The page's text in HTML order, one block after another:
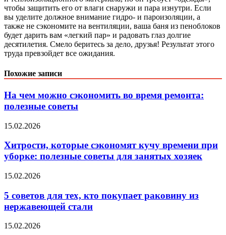
чтобы защитить его от влаги снаружи и пара изнутри. Если
вы уделите должное внимание гидро- и пароизоляции, а
также не сэкономите на вентиляции, ваша баня из пеноблоков
будет дарить вам «легкий пар» и радовать глаз долгие
десятилетия. Смело беритесь за дело, друзья! Результат этого
труда превзойдет все ожидания.
Похожие записи
На чем можно сэкономить во время ремонта:
полезные советы
15.02.2026
Хитрости, которые сэкономят кучу времени при
уборке: полезные советы для занятых хозяек
15.02.2026
5 советов для тех, кто покупает раковину из
нержавеющей стали
15.02.2026